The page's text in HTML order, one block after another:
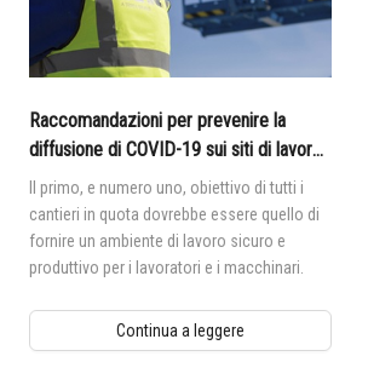
Raccomandazioni per prevenire la
diffusione di COVID-19 sui siti di lavoro
in quota
Il primo, e numero uno, obiettivo di tutti i
cantieri in quota dovrebbe essere quello di
fornire un ambiente di lavoro sicuro e
produttivo per i lavoratori e i macchinari.
Continua a leggere